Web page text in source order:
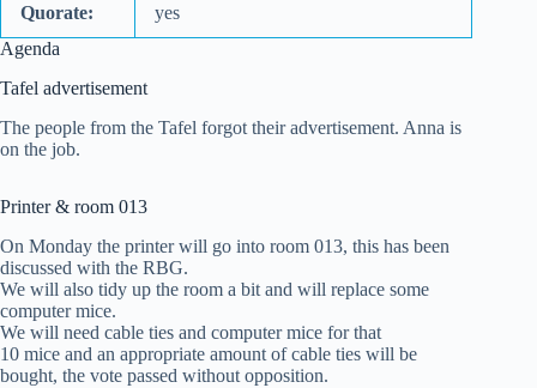
Quorate:
yes
Agenda
Tafel advertisement
The people from the Tafel forgot their advertisement. Anna is
on the job.
Printer & room 013
On Monday the printer will go into room 013, this has been
discussed with the RBG.
We will also tidy up the room a bit and will replace some
computer mice.
We will need cable ties and computer mice for that
10 mice and an appropriate amount of cable ties will be
bought, the vote passed without opposition.